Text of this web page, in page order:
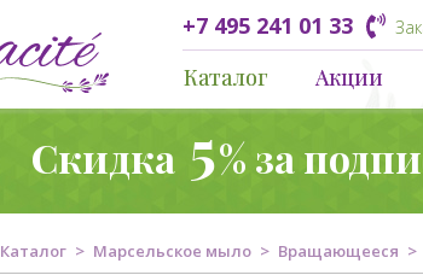
+7 495 241 01 33
Каталог Акции
Скидка 5% за
Каталог Марсельское мыло Вращающееся